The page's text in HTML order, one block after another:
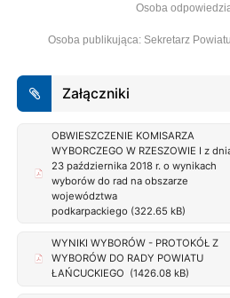
Osoba
Osoba publikująca: Sekretarz
Załączniki
OBWIESZCZENIE KOMISARZA
WYBORCZEGO W RZESZOWIE I z
23 października 2018 r. o wynikach
wyborów do rad na obszarze
województwa
podkarpackiego (322.65 kB)
WYNIKI WYBORÓW - PROTOKÓŁ Z
WYBORÓW DO RADY POWIATU
ŁAŃCUCKIEGO (1426.08 kB)